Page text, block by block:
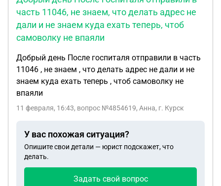
часть 11046, не знаем, что делать адрес не
дали и не знаем куда ехать теперь, чтоб
самоволку не впаяли
Добрый день После госпиталя отправили в часть
11046 , не знаем , что делать адрес не дали и не
знаем куда ехать теперь , чтоб самоволку не
впаяли
11 февраля, 16:43, вопрос №4854619, Анна, г. Курск
У вас похожая ситуация?
Опишите свои детали — юрист подскажет, что
делать.
Задать свой вопрос